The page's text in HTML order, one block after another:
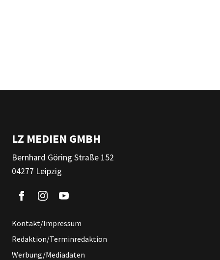
LZ MEDIEN GMBH
Bernhard Göring Straße 152
04277 Leipzig
Kontakt/Impressum
Redaktion/Terminredaktion
Werbung/Mediadaten